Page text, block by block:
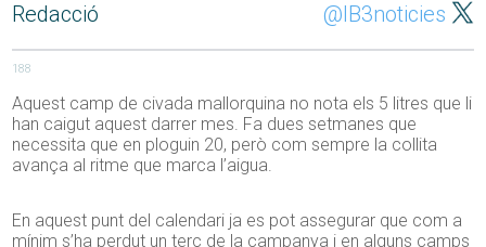
Redacció @IB3noticies
188
Aquest camp de civada mallorquina no nota els 5 litres que li
han caigut aquest darrer mes. Fa dues setmanes que
necessita que en ploguin 20, però com sempre la collita
avança al ritme que marca l’aigua.
En aquest punt del calendari ja es pot assegurar que com a
mínim s’ha perdut un terç de la campanya i en alguns camps